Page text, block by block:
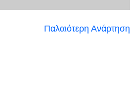
Παλαιότερη Ανάρτηση